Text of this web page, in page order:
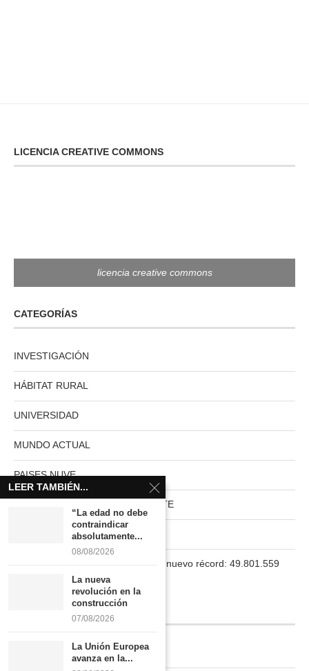
LICENCIA CREATIVE COMMONS
licencia creative commons
CATEGORÍAS
INVESTIGACIÓN
HÁBITAT RURAL
UNIVERSIDAD
MUNDO ACTUAL
PAISES NUVE
HABITAT RURAL AUTOSUFICIENTE
La población en España marca un nuevo récord: 49.801.559
Quiénes somos
LEER TAMBIÉN...
“La edad no debe
contraindicar
absolutamente...
08/08/2026
La nueva
revolución en la
construcción
07/08/2026
La Unión Europea
avanza en la...